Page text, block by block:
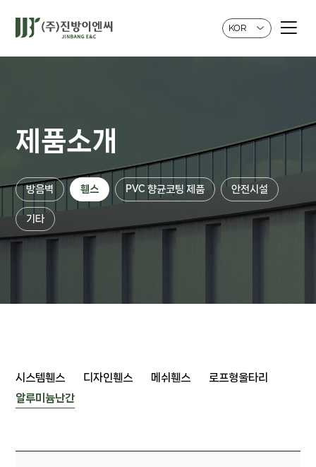
KOR
제품소개
방음벽 휀스 PVC 향균코팅 제품 안전시설
기타
시스템휀스 디자인휀스 메쉬휀스
로프형울타리
알루미늄난간